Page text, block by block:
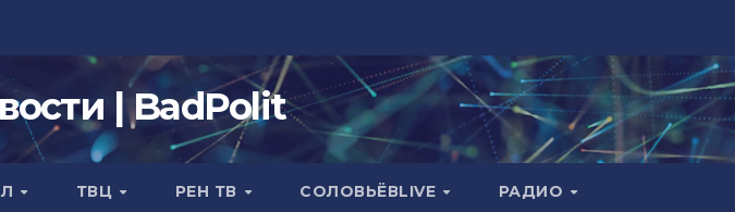
| BadPolit
ТВЦ РЕН ТВ СОЛОВЬЁВLIVE РАДИО